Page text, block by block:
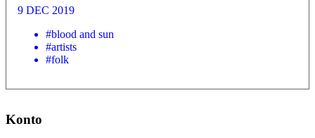
9 DEC 2019
#blood and sun
#artists
#folk
Konto